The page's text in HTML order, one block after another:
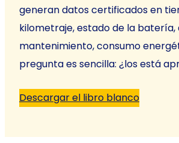
generan datos certificados en
kilometraje, estado de la batería,
mantenimiento, consumo
pregunta es sencilla: ¿los está
Descargar el libro blanco